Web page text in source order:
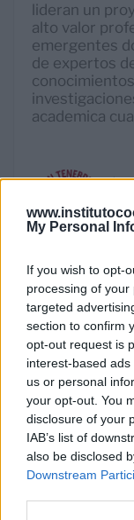
My Personal
If you wish to opt-
processing of
targeted
section to confirm
opt-out request is
interest-based
us or personal
your opt-out. You
disclosure of your
IAB’s list of
also be disclosed
Downstream
lideran un
alto valor
emergentes
de expertos
academica
Pontificia
Instituto
Desarrollan
el Consejo,
Instituto
clases en
estudiantes